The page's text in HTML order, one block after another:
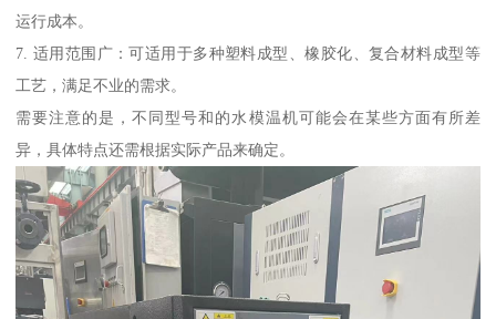
运行成本。
7. 适用范围广：可适用于多种塑料成型、橡胶化、复合材料成型等
工艺，满足不业的需求。
需要注意的是，不同型号和的水模温机可能会在某些方面有所差
异，具体特点还需根据实际产品来确定。